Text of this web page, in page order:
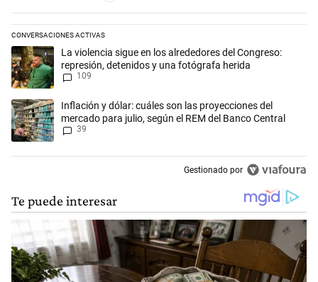
CONVERSACIONES ACTIVAS
Este listado muestra los artículos con más comentarios en los
Un artículo de tendencia con el título "La violencia sigue en los
La violencia sigue en los alrededores del Congreso:
represión, detenidos y una fotógrafa herida
109
Un artículo de tendencia con el título "Inflación y dólar: cuáles son
Inflación y dólar: cuáles son las proyecciones del
mercado para julio, según el REM del Banco Central
39
Gestionado por